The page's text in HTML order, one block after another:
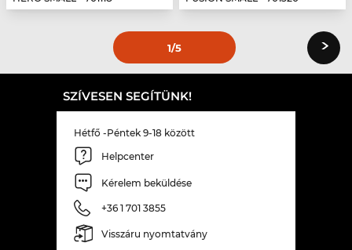
1/5 ›
SZÍVESEN SEGÍTÜNK!
Hétfő -Péntek 9-18 között
Helpcenter
Kérelem beküldése
+36 1 701 3855
Visszáru nyomtatvány